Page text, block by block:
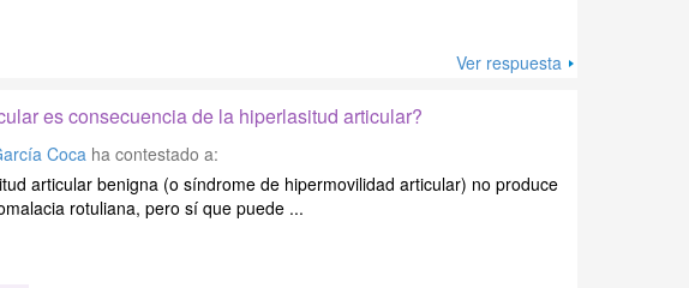
Ver respuesta
es consecuencia de la hiperlasitud articular?
Coca ha contestado a:
articular benigna (o síndrome de hipermovilidad articular) no produce
rotuliana, pero sí que puede ...